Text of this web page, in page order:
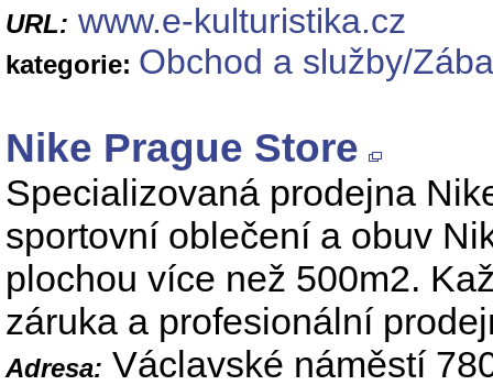
URL: www.e-kulturistika.cz
kategorie: Obchod a služby/
Nike Prague Store
Specializovaná prodejna
sportovní oblečení a obuv
plochou více než 500m2.
záruka a profesionální
Adresa: Václavské náměstí